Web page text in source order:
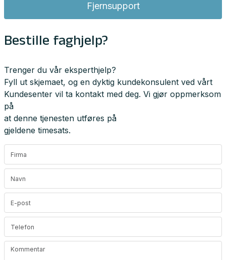
Fjernsupport
Bestille faghjelp?
Trenger du vår eksperthjelp?
Fyll ut skjemaet, og en dyktig kundekonsulent ved vårt
Kundesenter vil ta kontakt med deg. Vi gjør oppmerksom
på
at denne tjenesten utføres på
gjeldene timesats.